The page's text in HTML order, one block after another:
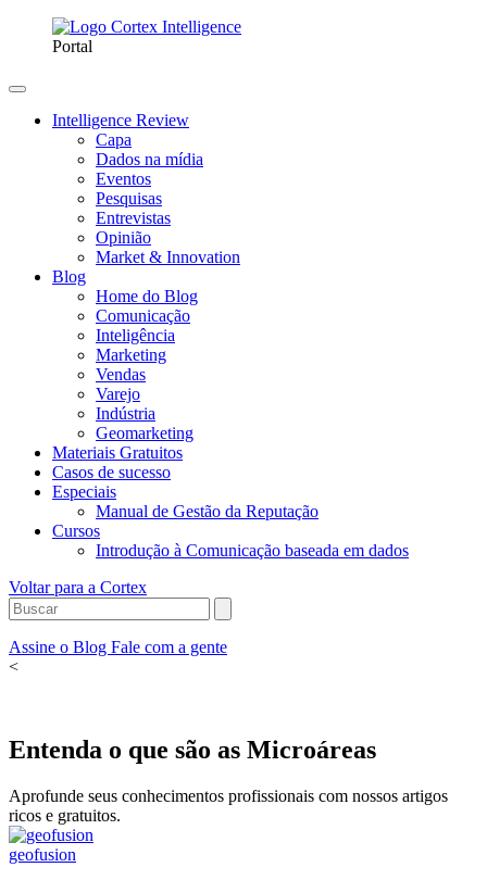
Portal
Intelligence Review
Capa
Dados na mídia
Eventos
Pesquisas
Entrevistas
Opinião
Market & Innovation
Blog
Home do Blog
Comunicação
Inteligência
Marketing
Vendas
Varejo
Indústria
Geomarketing
Materiais Gratuitos
Casos de sucesso
Especiais
Manual de Gestão da Reputação
Cursos
Introdução à Comunicação baseada em dados
Voltar para a Cortex
Assine o Blog Fale com a gente
<
Entenda o que são as Microáreas
Aprofunde seus conhecimentos profissionais com nossos artigos
ricos e gratuitos.
geofusion